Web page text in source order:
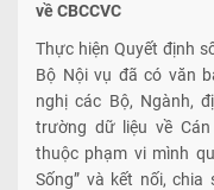
về CBCCVC
Thực hiện Quyết định
Bộ Nội vụ đã có văn
nghị các Bộ, Ngành,
trường dữ liệu về Cán
thuộc phạm vi mình
Sống” và kết nối, chia